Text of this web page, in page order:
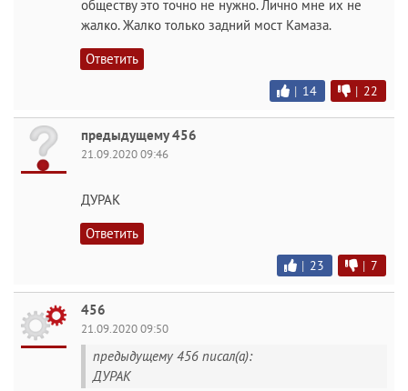
обществу это точно не нужно. Лично мне их не
жалко. Жалко только задний мост Камаза.
Ответить
| 14 | 22
предыдущему 456
21.09.2020 09:46
ДУРАК
Ответить
| 23 | 7
456
21.09.2020 09:50
предыдущему 456 писал(а):
ДУРАК